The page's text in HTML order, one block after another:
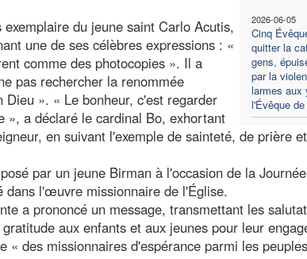
2026-06-05
Cinq
quitter la
gens,
par la
larmes aux
l'Évêque
du jeune saint Carlo Acutis,
une de ses célèbres expressions : «
comme des photocopies ». Il a
pas rechercher la renommée
». « Le bonheur, c'est regarder
», a déclaré le cardinal Bo, exhortant
en suivant l'exemple de sainteté, de prière
par un jeune Birman à l'occasion de la
dans l'œuvre missionnaire de l'Église.
a prononcé un message, transmettant les
aux enfants et aux jeunes pour leur
« des missionnaires d'espérance parmi les